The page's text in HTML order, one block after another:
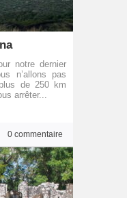
notre dernier
n’allons pas
de 250 km
arrêter...
0 commentaire